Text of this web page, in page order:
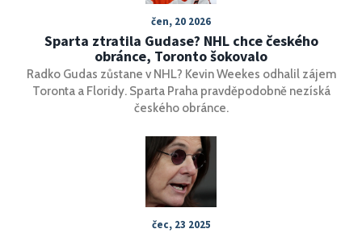
čen, 20 2026
Sparta ztratila Gudase? NHL chce českého
obránce, Toronto šokovalo
Radko Gudas zůstane v NHL? Kevin Weekes odhalil zájem
Toronta a Floridy. Sparta Praha pravděpodobně nezíská
českého obránce.
čec, 23 2025